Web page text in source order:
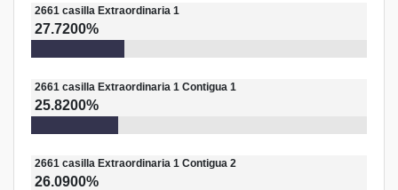
2661 casilla Extraordinaria 1
27.7200%
2661 casilla Extraordinaria 1 Contigua 1
25.8200%
2661 casilla Extraordinaria 1 Contigua 2
26.0900%